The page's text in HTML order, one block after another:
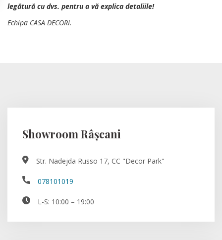
legătură cu dvs. pentru a vă explica detaliile!
Echipa CASA DECORI.
Showroom Râșcani
Str. Nadejda Russo 17, CC "Decor Park"
078101019
L-S: 10:00 – 19:00